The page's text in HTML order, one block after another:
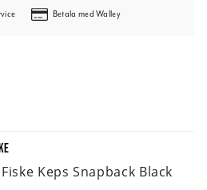
Betala med Walley
Keps Snapback Black